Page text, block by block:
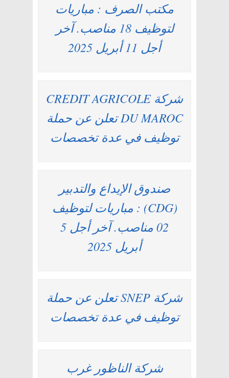
مكتب الصرف : مباريات
لتوظيف 18 مناصب. آخر
أجل 11 أبريل 2025
شركة CREDIT AGRICOLE
DU MAROC تعلن عن حملة
توظيف في عدة تخصصات
صندوق الإيداع والتدبير
(CDG) : مباريات لتوظيف
02 مناصب. آخر أجل 5
أبريل 2025
شركة SNEP تعلن عن حملة
توظيف في عدة تخصصات
شركة الناظور غرب